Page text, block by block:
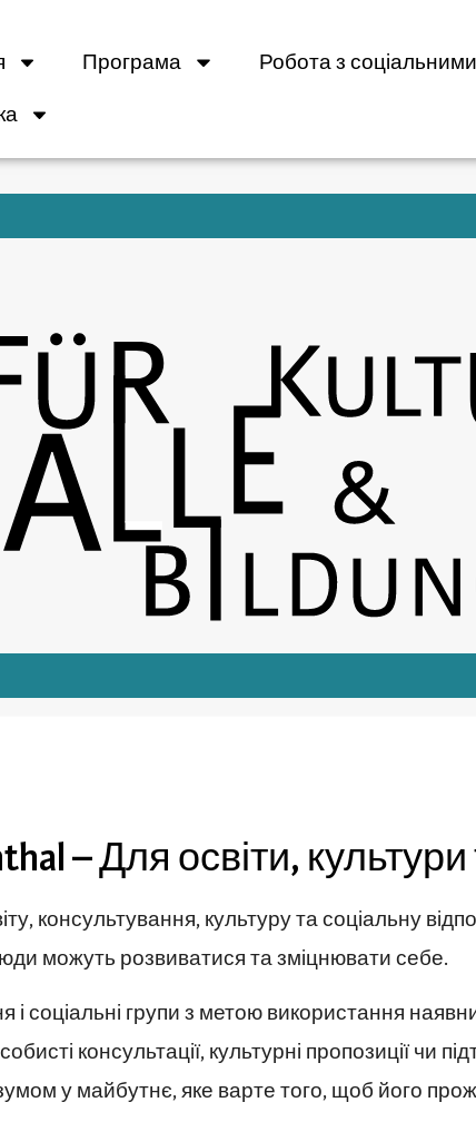
Програма Робота з
– Для освіти,
консультування, культуру та соціальну
можуть розвиватися та зміцнювати себе.
соціальні групи з метою використання
консультації, культурні пропозиції чи
у майбутнє, яке варте того, щоб його